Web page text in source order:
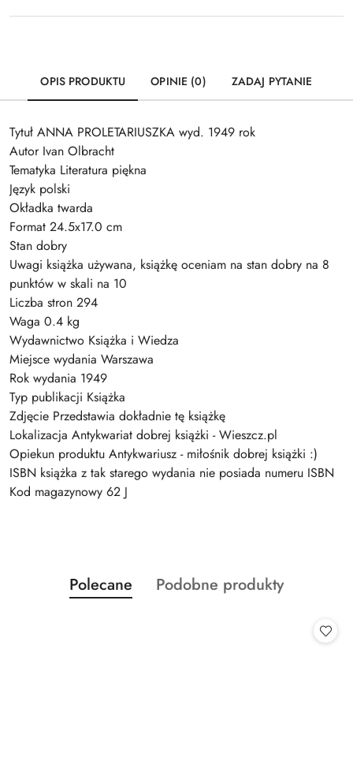
OPIS PRODUKTU OPINIE (0) ZADAJ PYTANIE
Tytuł ANNA PROLETARIUSZKA wyd. 1949 rok
Autor Ivan Olbracht
Tematyka Literatura piękna
Język polski
Okładka twarda
Format 24.5x17.0 cm
Stan dobry
Uwagi książka używana, książkę oceniam na stan dobry na 8
punktów w skali na 10
Liczba stron 294
Waga 0.4 kg
Wydawnictwo Książka i Wiedza
Miejsce wydania Warszawa
Rok wydania 1949
Typ publikacji Książka
Zdjęcie Przedstawia dokładnie tę książkę
Lokalizacja Antykwariat dobrej książki - Wieszcz.pl
Opiekun produktu Antykwariusz - miłośnik dobrej książki :)
ISBN książka z tak starego wydania nie posiada numeru ISBN
Kod magazynowy 62 J
Pomiń karuzelę produktów
Produkty
o
Polecane
Produkty
Podobne produkty